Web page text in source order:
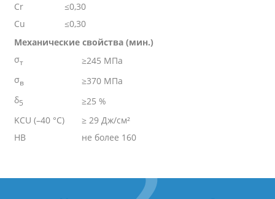
Cr
≤0,30
Cu
≤0,30
Механические свойства (мин.)
σт
≥245 МПа
σв
≥370 МПа
δ5
≥25 %
KCU (–40 °C)
≥ 29 Дж/см²
HB
не более 160